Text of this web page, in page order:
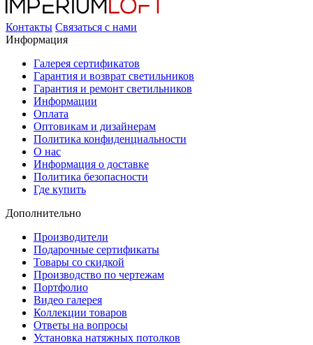
Контакты Связаться с нами
Информация
Галерея сертификатов
Гарантия и возврат светильников
Гарантия и ремонт светильников
Информации
Оплата
Оптовикам и дизайнерам
Политика конфиденциальности
О нас
Информация о доставке
Политика безопасности
Где купить
Дополнительно
Производители
Подарочные сертификаты
Товары со скидкой
Производство по чертежам
Портфолио
Видео галерея
Коллекции товаров
Ответы на вопросы
Установка натяжных потолков